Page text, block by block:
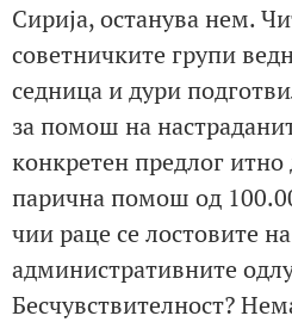
Сирија, останува нем.
советничките групи
седница и дури
за помош на
конкретен предлог итно
парична помош од
чии раце се лостовите
административните
Бесчувствителност?